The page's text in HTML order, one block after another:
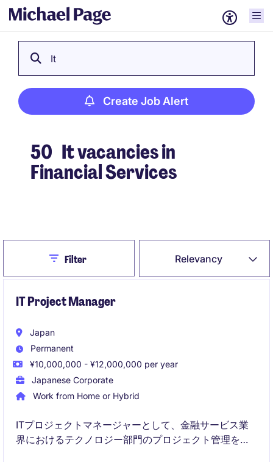
It
Create Job Alert
50 It vacancies in
Financial Services
Relevancy
CloseFilter
IT Project Manager
Japan
Permanent
¥10,000,000 - ¥12,000,000 per year
Japanese Corporate
Work from Home or Hybrid
ITプロジェクトマネージャーとして、金融サービス業
界におけるテクノロジー部門のプロジェクト管理を担